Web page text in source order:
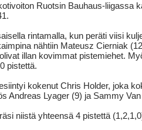
Ruotsin Bauhaus-liigassa
rintamalla, kun peräti viisi
nähtiin Mateusz Cierniak
illan kovimmat pistemiehet.
pistettä.
kokenut Chris Holder, joka
Andreas Lyager (9) ja Sammy
niistä yhteensä 4 pistettä